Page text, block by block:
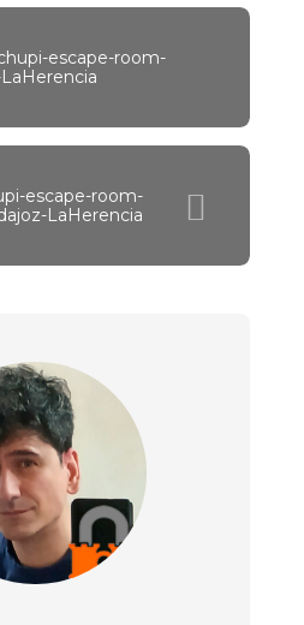
escape-room-
escape-room-
LaHerencia